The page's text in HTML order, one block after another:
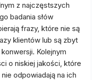
z najczęstszych
badania słów
frazy, które nie są
klientów lub są zbyt
Kolejnym
o niskiej jakości, które
odpowiadają na ich